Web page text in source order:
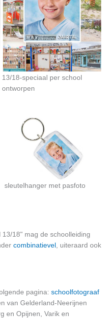
13/18-speciaal per school
ontworpen
sleutelhanger met pasfoto
18" mag de schoolleiding
combinatievel , uiteraard ook
pagina: schoolfotograaf
van Gelderland-Neerijnen
en Opijnen, Varik en